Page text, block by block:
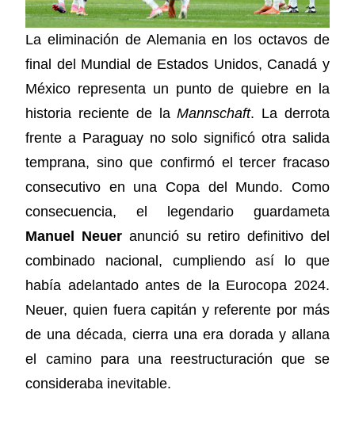
La eliminación de Alemania en los octavos de
final del Mundial de Estados Unidos, Canadá y
México representa un punto de quiebre en la
historia reciente de laMannschaft. La derrota
frente a Paraguay no solo significó otra salida
temprana, sino que confirmó el tercer fracaso
consecutivo en una Copa del Mundo. Como
consecuencia, el legendario guardameta
Manuel Neuer anunció su retiro definitivo del
combinado nacional, cumpliendo así lo que
había adelantado antes de la Eurocopa 2024.
Neuer, quien fuera capitán y referente por más
de una década, cierra una era dorada y allana
el camino para una reestructuración que se
consideraba inevitable.